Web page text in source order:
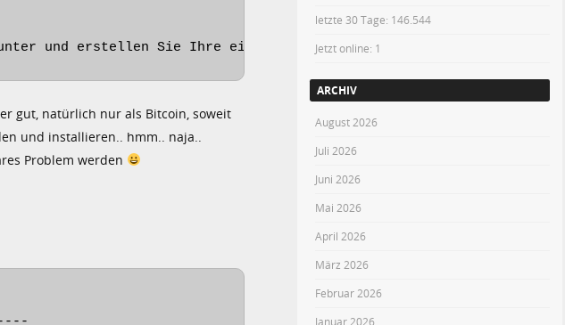
und erstellen Sie Ihre eigene Jabber-ID
gut, natürlich nur als Bitcoin, soweit
und installieren.. hmm.. naja..
Problem werden
letzte 30 Tage: 146.544
Jetzt online: 1
ARCHIV
August 2026
Juli 2026
Juni 2026
Mai 2026
April 2026
März 2026
Februar 2026
Januar 2026